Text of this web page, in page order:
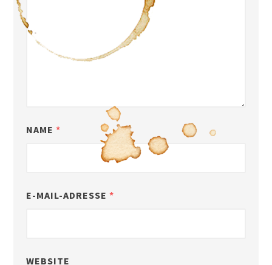
NAME *
E-MAIL-ADRESSE *
WEBSITE